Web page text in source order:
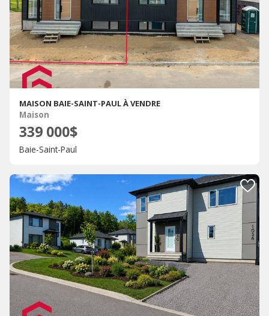
MAISON BAIE-SAINT-PAUL À VENDRE
Maison
339 000$
Baie-Saint-Paul